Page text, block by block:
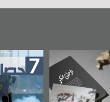
عكر» رواية
لمعتقل
تصدر عن
حصاد 2017